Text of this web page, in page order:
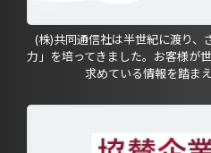
(株)共同通信社は半世紀に渡り、
力」を培ってきました。お客様が
求めている情報を踏ま